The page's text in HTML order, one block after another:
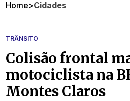
Home>Cidades
TRÂNSITO
Colisão frontal
motociclista na
Montes Claros